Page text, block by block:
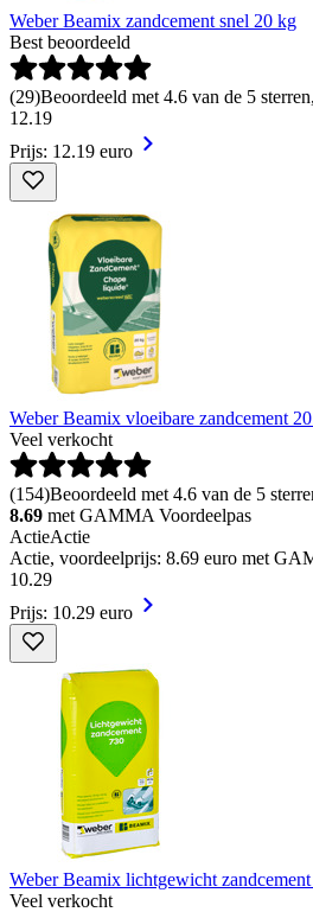
Weber Beamix zandcement snel 20 kg
Best beoordeeld
(29)Beoordeeld met 4.6 van de 5
12.19
Prijs: 12.19 euro
Weber Beamix vloeibare zandcement
Veel verkocht
(154)Beoordeeld met 4.6 van de 5
8.69 met GAMMA Voordeelpas
ActieActie
Actie, voordeelprijs: 8.69 euro met
10.29
Prijs: 10.29 euro
Weber Beamix lichtgewicht
Veel verkocht